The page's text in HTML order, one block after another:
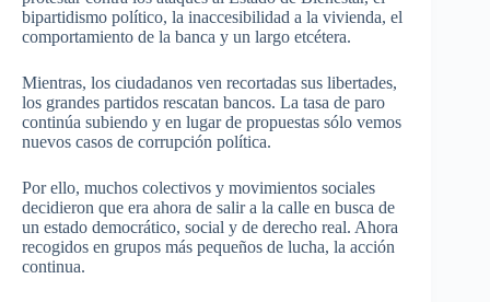
bipartidismo político, la inaccesibilidad a la vivienda, el
comportamiento de la banca y un largo etcétera.
Mientras, los ciudadanos ven recortadas sus libertades,
los grandes partidos rescatan bancos. La tasa de paro
continúa subiendo y en lugar de propuestas sólo vemos
nuevos casos de corrupción política.
Por ello, muchos colectivos y movimientos sociales
decidieron que era ahora de salir a la calle en busca de
un estado democrático, social y de derecho real. Ahora
recogidos en grupos más pequeños de lucha, la acción
continua.